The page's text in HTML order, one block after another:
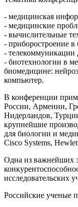
- медицинская
- медицинские
- вычислительные
- приборостроение
- телекоммуникации
- биотехнологии в
биомедицине:
компьютер.
В конференции
России, Армении,
Нидерландов,
крупнейшие
для биологии и
Cisco Systems,
Одна из важнейших
исследовательских
Российские ученые